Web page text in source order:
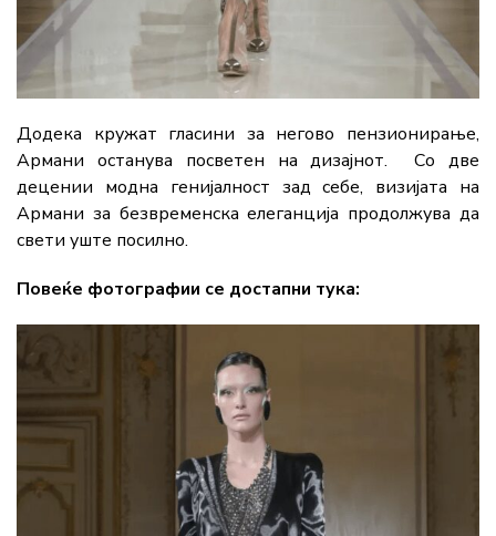
Додека кружат гласини за негово пензионирање,
Армани останува посветен на дизајнот. Со две
децении модна генијалност зад себе, визијата на
Армани за безвременска елеганција продолжува да
свети уште посилно.
Повеќе фотографии се достапни тука: